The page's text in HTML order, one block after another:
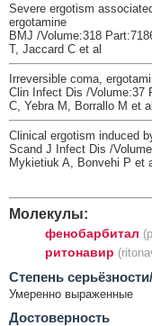
Severe ergotism
ergotamine
BMJ /Volume:318
T, Jaccard C et al
Irreversible coma,
Clin Infect Dis /Volume:37
C, Yebra M, Borrallo M et al
Clinical ergotism induced
Scand J Infect Dis /
Mykietiuk A, Bonvehi P et
Молекулы:
фенобарбитал
ритонавир
Cтепень
Умеренно выраженные
Достоверность